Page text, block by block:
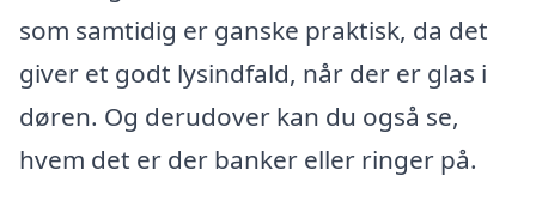
som samtidig er ganske praktisk, da det
giver et godt lysindfald, når der er glas i
døren. Og derudover kan du også se,
hvem det er der banker eller ringer på.